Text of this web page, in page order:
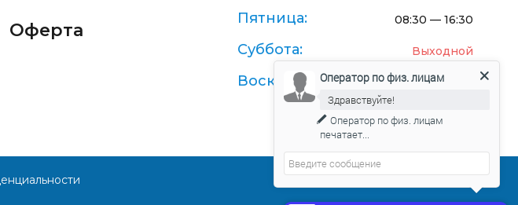
Оферта
Пятница: 08:30 — 16:30
Суббота: Выходной
Воскресенье: Выходной
Оператор по физ. лицам
Здравствуйте!
Оператор по физ. лицам
печатает...